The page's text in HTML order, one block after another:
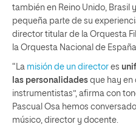
también en Reino Unido, Brasil
pequeña parte de su
director titular de la Orquesta
la Orquesta Nacional de
“La misión de un director es
las personalidades que hay en
instrumentistas”, afirma con
Pascual Osa hemos
músico, director y docente.